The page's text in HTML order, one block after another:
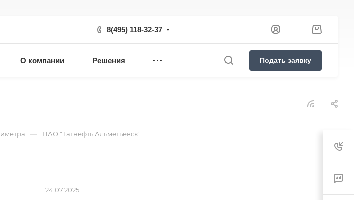
8(495) 118-32-37
О компании Решения Подать заявку
— ПАО "Татнефть Альметьевск"
24.07.2025